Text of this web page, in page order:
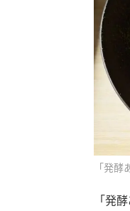
「発
「発